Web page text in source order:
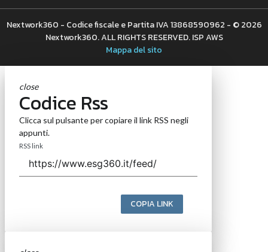
Nextwork360 - Codice fiscale e Partita IVA 13868590962 - © 2026
Nextwork360. ALL RIGHTS RESERVED. ISP AWS
Mappa del sito
close
Codice Rss
Clicca sul pulsante per copiare il link RSS negli
appunti.
RSS link
COPIA LINK